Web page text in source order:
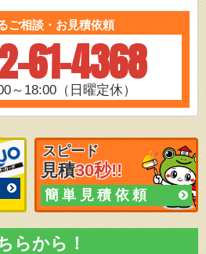
ご相談・お見積依頼
61-4368
～18:00（日曜定休）
スピード
見積30秒!!
簡単見積依頼
らから！